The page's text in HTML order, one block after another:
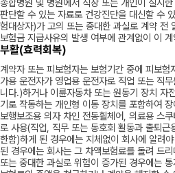
종합병원 및 병원에서 직장 또는 개인이 실시
판단할 수 있는 자료로 건강진단을 대신할 수
험대상자)가 고의 또는 중대한 과실로 계약 전
보험금 지급사유의 발생 여부에 관계없이 이
부활(효력회복)
계약자 또는 피보험자는 보험기간 중에 피보
가용 운전자가 영업용 운전자로 직업 또는 직
니다.)하거나 이륜자동차 또는 원동기 장치 자
기로 작동하는 개인형 이동 장치를 포함하여
보행보조용 의자 차인 전동휠체어, 의료용 스
로 사용(직업, 직무 또는 동호회 활동과 출퇴근
한함)하게 된 경우에는 지체없이 회사에 알려
된 경우에는 회사는 그 차액보험료를 돌려 드
또는 중대한 과실로 위험이 증가된 경우에는